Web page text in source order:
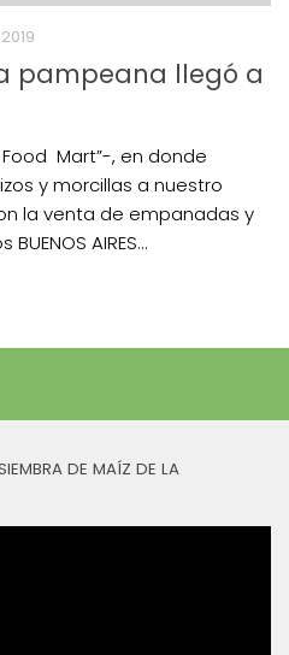
pampeana llegó a
Mart”-, en donde
y morcillas a nuestro
la venta de empanadas y
AIRES...
DE MAÍZ DE LA